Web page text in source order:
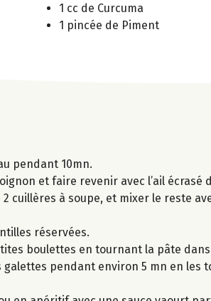
1 cc de Curcuma
1 pincée de Piment
pendant 10mn.
et faire revenir avec l’ail écrasé
cuillères à soupe, et mixer le reste
réservées.
boulettes en tournant la pâte
pendant environ 5 mn en les